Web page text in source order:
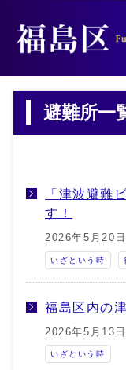
避難所一
「津波避難
す！
2026年5月20日
いざという時
福島区内の
2026年5月13日
いざという時